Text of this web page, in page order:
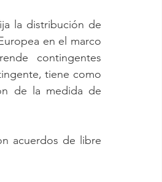
la distribución de
en el marco
contingentes
tiene como
de la medida de
acuerdos de libre